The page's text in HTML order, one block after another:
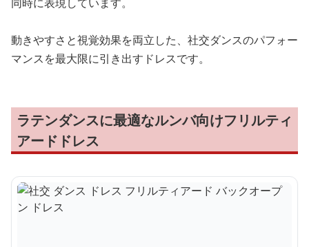
動きやすさと視覚効果を両立した、社交ダンスのパフォー
マンスを最大限に引き出すドレスです。
ラテンダンスに最適なルンバ向けフリルティ
アードドレス